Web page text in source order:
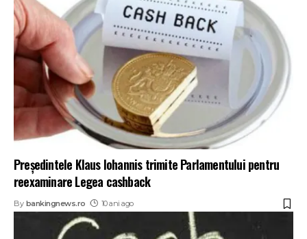
Președintele Klaus Iohannis trimite Parlamentului pentru
reexaminare Legea cashback
By bankingnews.ro 10 ani ago